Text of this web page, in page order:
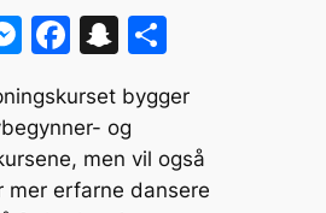
M
s
s
e
F
c
e
b
S
a
p
c
S
ar
e
bygger
og
men vil også
mer erfarne dansere